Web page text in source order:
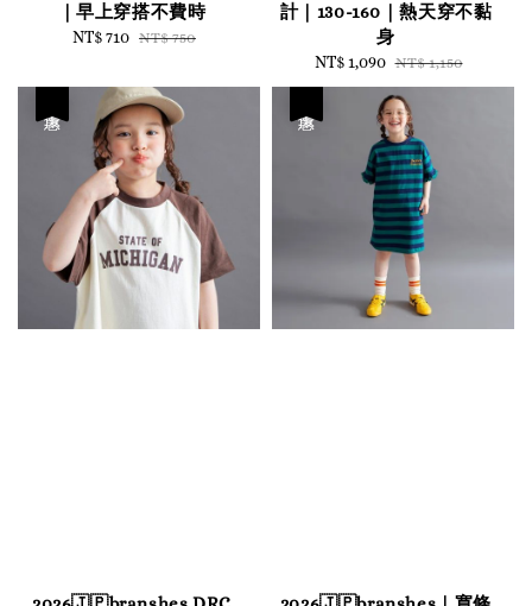
｜早上穿搭不費時
Sale
NT$ 710 Regular
NT$ 750
計｜130-160｜熱天穿不黏
身
Sale
price
NT$ 1,090 Regular
price
NT$ 1,150